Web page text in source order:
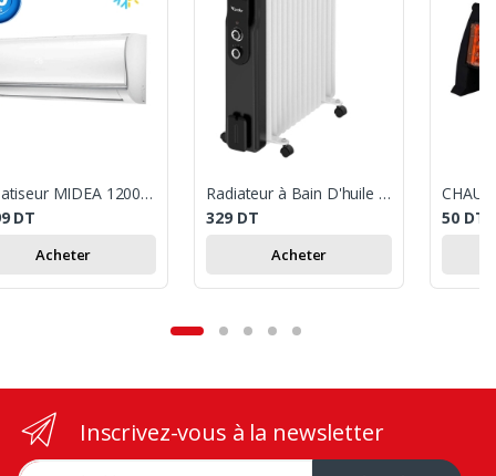
Climatiseur MIDEA 12000 BTU Chaud & Froid - Blanc
DT
Acheter
Radiateur à Bain D'huile Condor 13 Eléments 2600W Blanc &Noir
329 DT
Acheter
50 DT
Inscrivez-vous à la newsletter
Adresse e-mail